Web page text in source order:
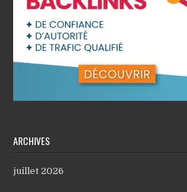
ARCHIVES
juillet 2026